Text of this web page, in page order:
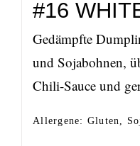
#16
Gedämpfte
und Sojabohnen,
Chili-Sauce und
Allergene: Gluten,